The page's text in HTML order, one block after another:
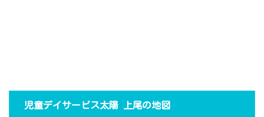
児童デイサービス太陽 上尾の地図